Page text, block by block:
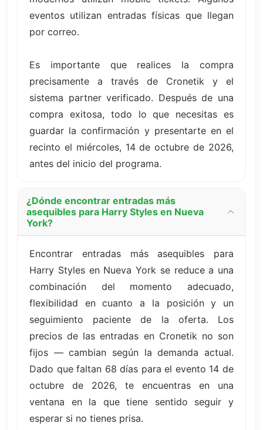
eventos utilizan entradas físicas que llegan
por correo.
Es importante que realices la compra
precisamente a través de Cronetik y el
sistema partner verificado. Después de una
compra exitosa, todo lo que necesitas es
guardar la confirmación y presentarte en el
recinto el miércoles, 14 de octubre de 2026,
antes del inicio del programa.
¿Dónde encontrar entradas más
asequibles para Harry Styles en Nueva
York?
Encontrar entradas más asequibles para
Harry Styles en Nueva York se reduce a una
combinación del momento adecuado,
flexibilidad en cuanto a la posición y un
seguimiento paciente de la oferta. Los
precios de las entradas en Cronetik no son
fijos — cambian según la demanda actual.
Dado que faltan 68 días para el evento 14 de
octubre de 2026, te encuentras en una
ventana en la que tiene sentido seguir y
esperar si no tienes prisa.